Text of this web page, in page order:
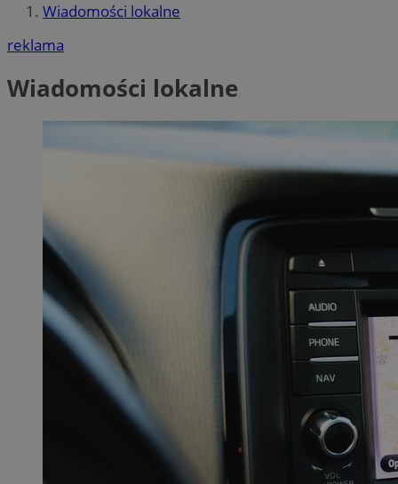
Wiadomości lokalne
reklama
Wiadomości lokalne